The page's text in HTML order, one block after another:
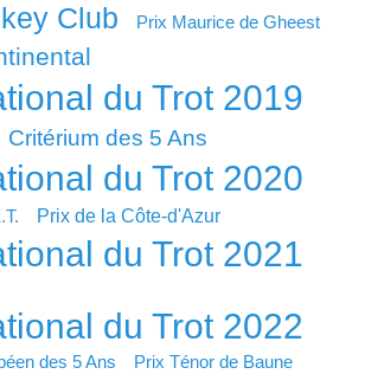
Club Prix Maurice de Gheest
du Trot 2019
Critérium des 5 Ans
du Trot 2020
Prix de la Côte-d'Azur
du Trot 2021
du Trot 2022
des 5 Ans Prix Ténor de Baune